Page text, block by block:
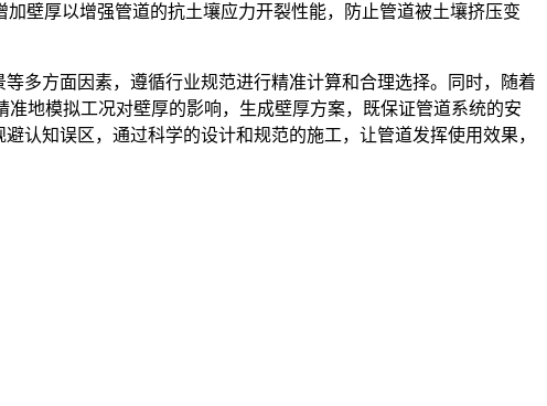
壁厚以增强管道的抗土壤应力开裂性能，防止管道被土壤挤压变
多方面因素，遵循行业规范进行精准计算和合理选择。同时，随着
地模拟工况对壁厚的影响，生成壁厚方案，既保证管道系统的安
认知误区，通过科学的设计和规范的施工，让管道发挥使用效果，